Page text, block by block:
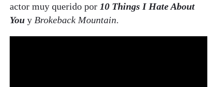
actor muy querido por 10 Things I Hate About
You y Brokeback Mountain.